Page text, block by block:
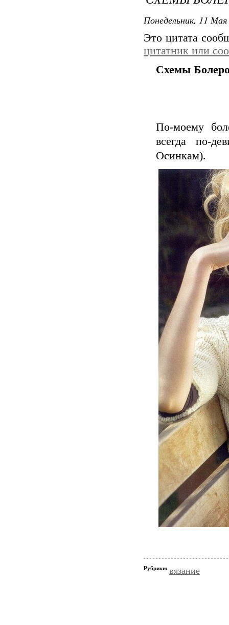
Понедельник, 11
Это цитата
цитатник или
Схемы
По-моему
всегда по-
Осинкам).
Рубрики: вязание